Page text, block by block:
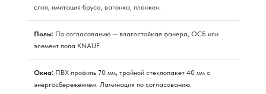
слоя, имитация бруса, вагонка, планкен.
Полы: По согласованию — влагостойкая фанера, ОСБ или
элемент пола KNAUF.
Окна: ПВХ профиль 70 мм, тройной стеклопакет 40 мм с
энергосбережением. Ламинация по согласованию.